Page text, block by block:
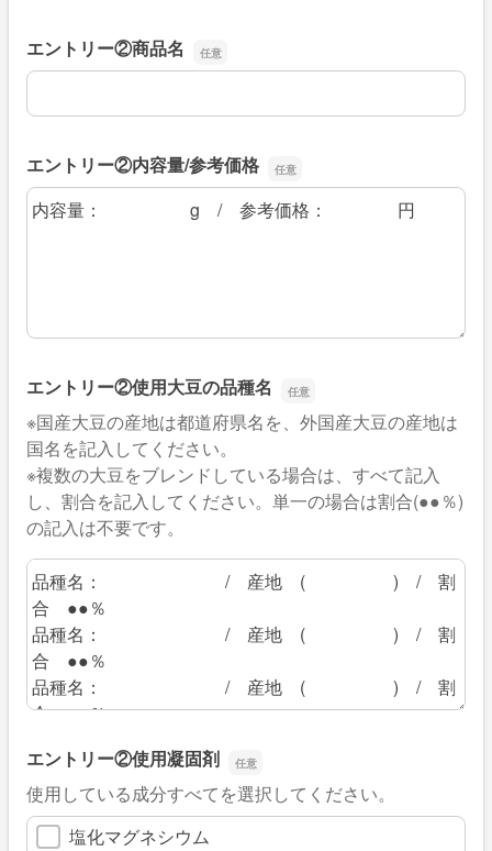
エントリー②商品名
エントリー②商品名
エントリー②内容量/参考価格
エントリー②内容量/参考価格
エントリー②使用大豆の品種名
※国産大豆の産地は都道府県名を、外国産大豆の産地は
国名を記入してください。
※複数の大豆をブレンドしている場合は、すべて記入
し、割合を記入してください。単一の場合は割合(●●％)
の記入は不要です。
エントリー②使用大豆の品種名
エントリー②使用凝固剤
使用している成分すべてを選択してください。
塩化マグネシウム